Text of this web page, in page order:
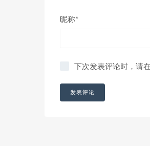
昵称*
下次发表评论时，请